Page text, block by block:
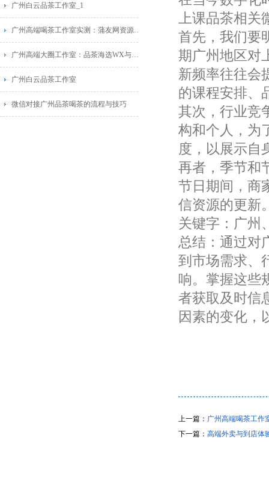
广州白云品茶工作室_1
广州高端喝茶工作室实测：蒲友网资源与葵花蒲点网对比
广州高端大圈工作室：品茶海选WX与佛山蒲典网广告推荐
广州白云品茶工作室
微信对接广州品茶喝茶的流程与技巧
上课品茶相关
首先，我们要
期广州地区对
新频率往往会
的课程安排、
其次，行业竞
构和个人，为
度，以展示自
再者，季节和
节日期间，商
信资源的更新
关键字：广州
总结：通过对
到市场需求、
响。掌握这些
者获取及时信
因素的变化，
上一篇： 广州高端喝茶工作
下一篇： 高端外卖与到店体